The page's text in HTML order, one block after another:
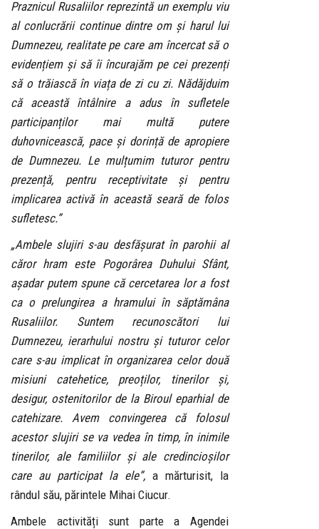
Praznicul Rusaliilor reprezintă un exemplu viu
al conlucrării continue dintre om și harul lui
Dumnezeu, realitate pe care am încercat să o
evidențiem și să îi încurajăm pe cei prezenți
să o trăiască în viața de zi cu zi. Nădăjduim
că această întâlnire a adus în sufletele
participanților mai multă putere
duhovnicească, pace și dorință de apropiere
de Dumnezeu. Le mulțumim tuturor pentru
prezență, pentru receptivitate și pentru
implicarea activă în această seară de folos
sufletesc.”
„Ambele slujiri s-au desfășurat în parohii al
căror hram este Pogorârea Duhului Sfânt,
așadar putem spune că cercetarea lor a fost
ca o prelungirea a hramului în săptămâna
Rusaliilor. Suntem recunoscători lui
Dumnezeu, ierarhului nostru și tuturor celor
care s-au implicat în organizarea celor două
misiuni catehetice, preoților, tinerilor și,
desigur, ostenitorilor de la Biroul eparhial de
catehizare. Avem convingerea că folosul
acestor slujiri se va vedea în timp, în inimile
tinerilor, ale familiilor și ale credincioșilor
care au participat la ele”, a mărturisit, la
rândul său, părintele Mihai Ciucur.
Ambele activități sunt parte a Agendei